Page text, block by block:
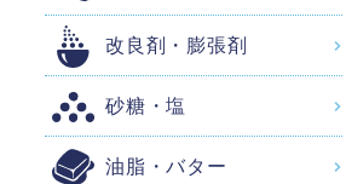
改良剤・膨張剤
砂糖・塩
油脂・バター